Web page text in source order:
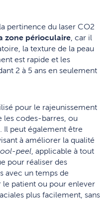
pertinence du laser CO2
zone périoculaire , car il
la texture de la peau
est rapide et les
2 à 5 ans en seulement
pour le rajeunissement
les codes-barres, ou
Il peut également être
à améliorer la qualité
peel , applicable à tout
pour réaliser des
avec un temps de
patient ou pour enlever
plus facilement, sans